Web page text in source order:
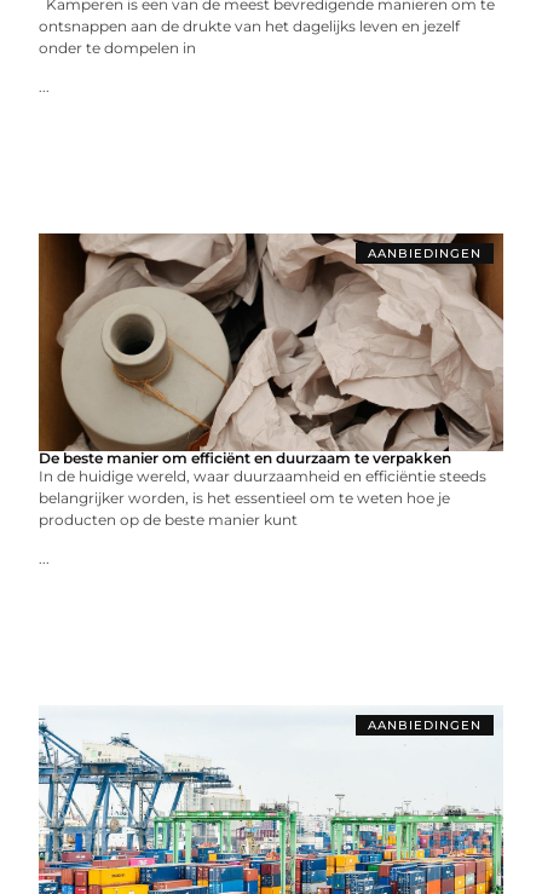
Kamperen is een van de meest bevredigende manieren om te
ontsnappen aan de drukte van het dagelijks leven en jezelf
onder te dompelen in
...
AANBIEDINGEN
De beste manier om efficiënt en duurzaam te verpakken
In de huidige wereld, waar duurzaamheid en efficiëntie steeds
belangrijker worden, is het essentieel om te weten hoe je
producten op de beste manier kunt
...
AANBIEDINGEN